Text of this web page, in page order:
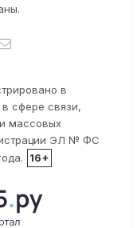
в
сфере связи,
массовых
ЭЛ № ФС
16+